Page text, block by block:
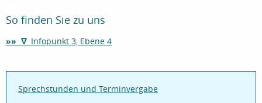
So finden Sie zu uns
»» ∇ Infopunkt 3, Ebene 4
Sprechstunden und Terminvergabe